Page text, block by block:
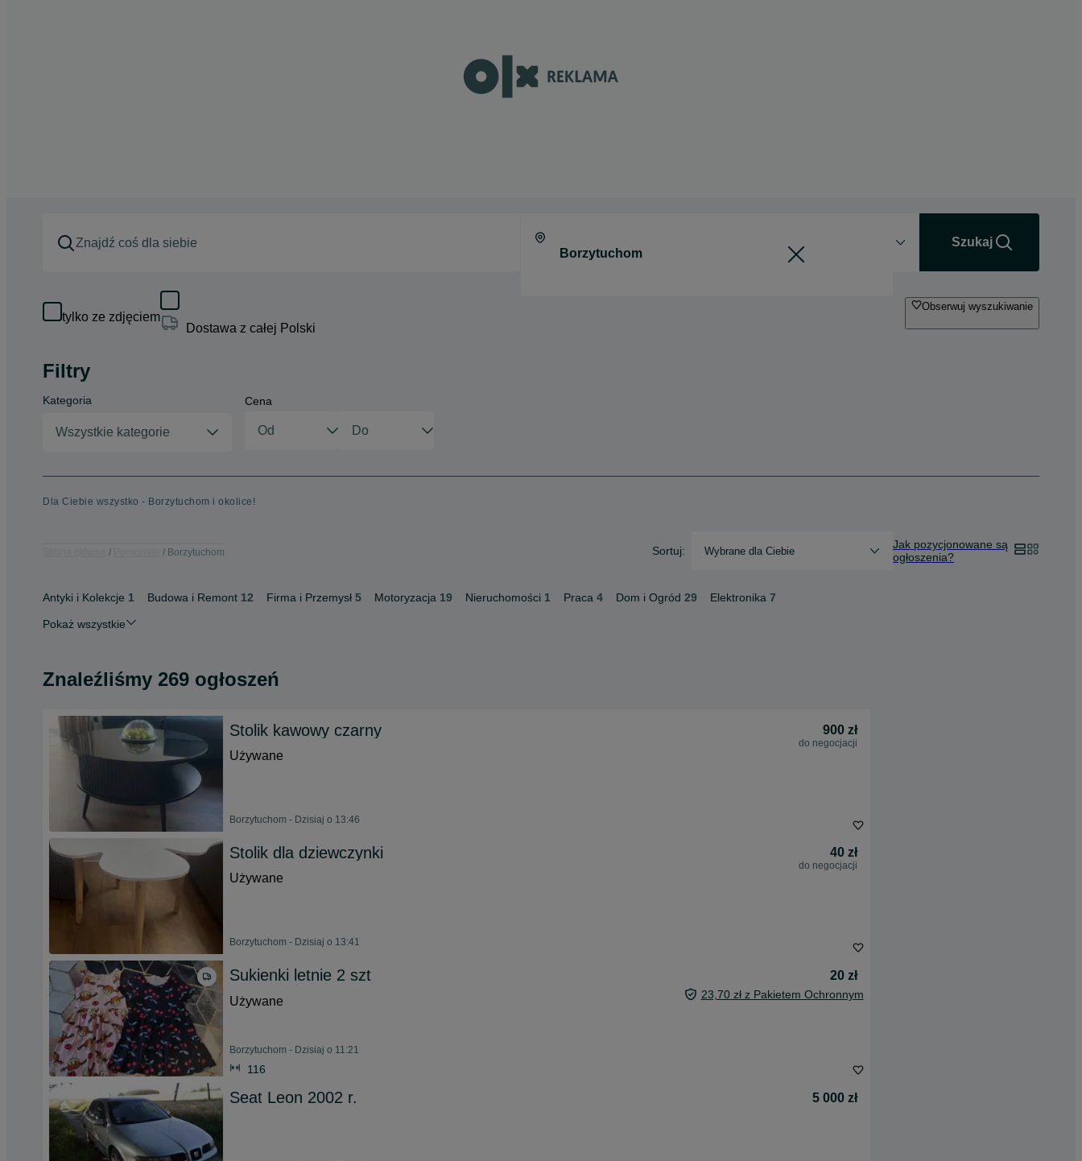
Szukaj
tylko ze zdjęciem
Dostawa z całej Polski
Obserwuj wyszukiwanie
Filtry
Kategoria
Wszystkie kategorie
Cena
Dla Ciebie wszystko - Borzytuchom i okolice!
Borzytuchom Sortuj: Wybrane dla Ciebie
Jak pozycjonowane są
ogłoszenia?
Antyki i Kolekcje 1 Budowa i Remont 12 Firma i Przemysł 5 Motoryzacja 19 Nieruchomości 1 Praca 4 Dom i Ogród 29 Elektronika 7
Pokaż wszystkie
Znaleźliśmy 269 ogłoszeń
Stolik kawowy czarny 900 zł
do negocjacji
Używane
Borzytuchom - Dzisiaj o 13:46
Stolik dla dziewczynki 40 zł
do negocjacji
Używane
Borzytuchom - Dzisiaj o 13:41
Sukienki letnie 2 szt
20 zł
Używane
23,70 zł z Pakietem Ochronnym
Borzytuchom - Dzisiaj o 11:21
116
Seat Leon 2002 r. 5 000 zł